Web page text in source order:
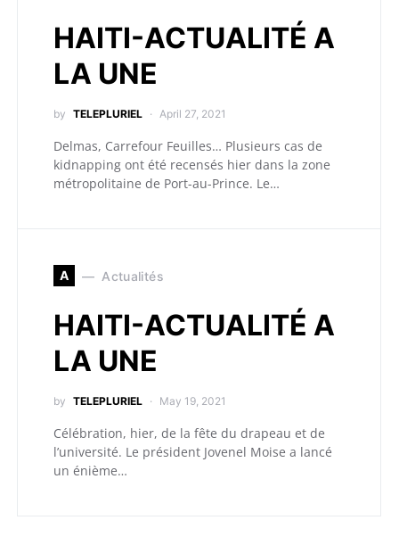
HAITI-ACTUALITÉ A
LA UNE
by TELEPLURIEL April 27, 2021
Delmas, Carrefour Feuilles… Plusieurs cas de
kidnapping ont été recensés hier dans la zone
métropolitaine de Port-au-Prince. Le…
A Actualités
HAITI-ACTUALITÉ A
LA UNE
by TELEPLURIEL May 19, 2021
Célébration, hier, de la fête du drapeau et de
l’université. Le président Jovenel Moise a lancé
un énième…